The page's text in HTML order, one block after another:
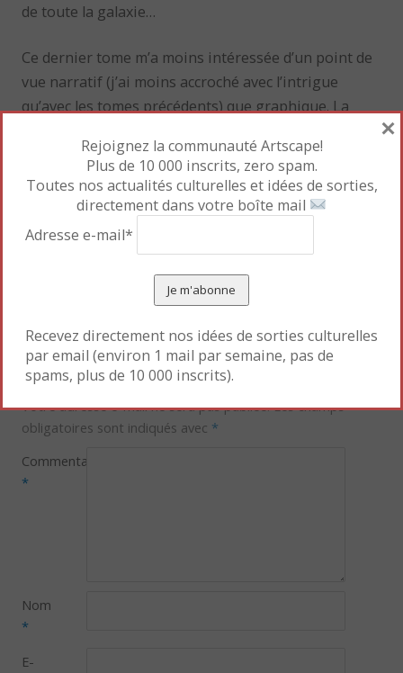
de toute la galaxie…
Ce dernier tome m’a moins intéressée d’un point de
vue narratif (j’ai moins accroché avec l’intrigue
qu’avec les tomes précédents) que graphique. La
couleurs sont fantastiques. La série dans son
ensemble reste un très beau cadeau à offrir.
Mettre en favori lePermalien.
Laisser un commentaire
Votre adresse e-mail ne sera pas publiée. Les champs
obligatoires sont indiqués avec *
Commentaire
*
Nom
*
E-
Rejoignez la communauté Artscape!
Plus de 10 000 inscrits, zero spam.
Toutes nos actualités culturelles et idées de sorties,
directement dans votre boîte mail
Adresse e-mail*
Recevez directement nos idées de sorties culturelles
par email (environ 1 mail par semaine, pas de
spams, plus de 10 000 inscrits).
×